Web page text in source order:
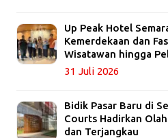
Up Peak Hotel
Kemerdekaan dan
Wisatawan hingga
31 Juli 2026
Bidik Pasar Baru di
Courts Hadirkan
dan Terjangkau